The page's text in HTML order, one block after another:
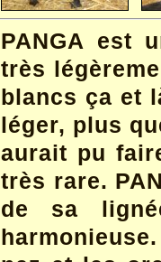
PANGA est
très
blancs ça et
léger, plus
aurait pu
très rare.
de sa